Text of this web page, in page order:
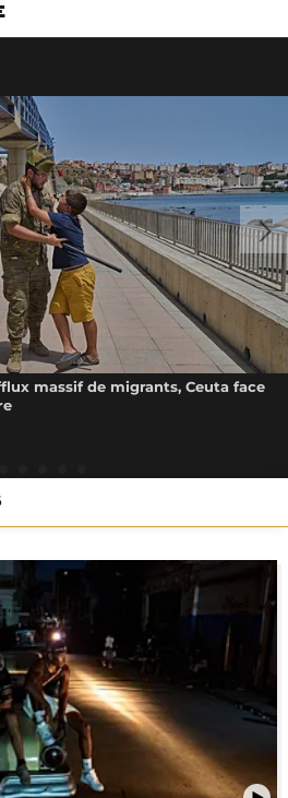
massif de migrants, Ceuta face